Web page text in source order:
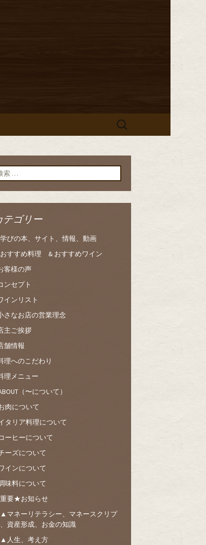
タリア食
ログ
検
索:
テゴリー
びの本、サイト、情報、動画
すすめ料理 & おすすめワイン
客様の声
ンセプト
インリスト
さなお店の営業理念
主ご挨拶
舗情報
理へのこだわり
理メニュー
（〜について）
肉について
タリア料理について
ーヒーについて
ーズについて
インについて
味料について
要★お知らせ
マネーリテラシー、マネースクリプ
、資産形成、お金の知識
人生、考え方